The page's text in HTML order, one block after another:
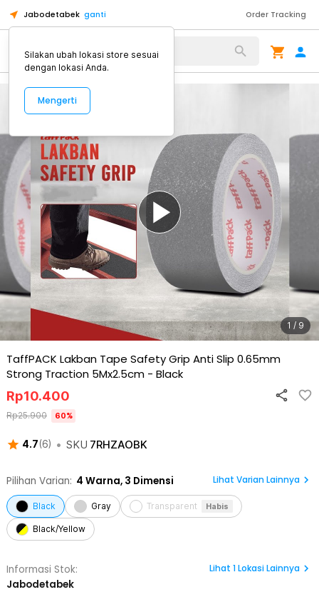
Jabodetabek ganti Order Tracking
Alat Kopi
1 / 9
TaffPACK Lakban Tape Safety Grip Anti Slip 0.65mm
Strong Traction 5Mx2.5cm - Black
4.7(6) • SKU 7RHZAOBK
Rp10.400
Rp25.900 60%
Pilihan Varian: 4 Warna, 3 Dimensi Lihat Varian Lainnya
Black Gray Transparent Habis
Black/Yellow
Informasi Stok:
Jabodetabek
Lihat 1Lokasi Lainnya
Silakan ubah lokasi store sesuai
dengan lokasi Anda.
Mengerti